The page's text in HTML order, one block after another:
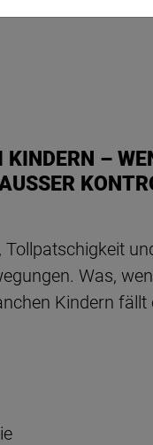
KINDERN –
Tollpatschigkeit
Was,
Kindern fällt